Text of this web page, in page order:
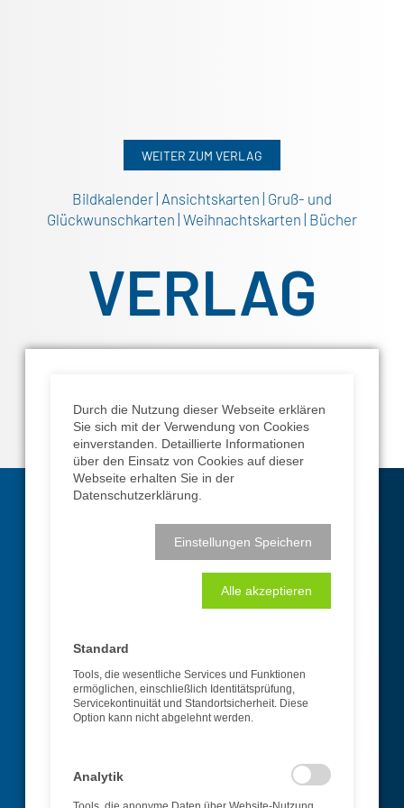
WEITER ZUM VERLAG
Bildkalender | Ansichtskarten | Gruß- und
Glückwunschkarten | Weihnachtskarten | Bücher
VERLAG
AGENTUR
Fahrzeugbeschriftung | Marketingberatung |
Corporate Design | Grafik | Print | Web |
WEITER ZUR AGENTUR
Durch die Nutzung dieser Webseite erklären
Sie sich mit der Verwendung von Cookies
einverstanden. Detaillierte Informationen
über den Einsatz von Cookies auf dieser
Webseite erhalten Sie in der
Datenschutzerklärung.
Einstellungen Speichern
Alle akzeptieren
Standard
Tools, die wesentliche Services und Funktionen
ermöglichen, einschließlich Identitätsprüfung,
Servicekontinuität und Standortsicherheit. Diese
Option kann nicht abgelehnt werden.
Analytik